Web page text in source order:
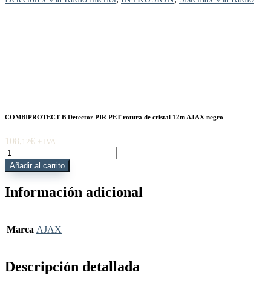
COMBIPROTECT-B Detector PIR PET rotura de cristal 12m AJAX negro
108, 12€ + IVA
COMBIPROTECT-
B
Detector
PET
cristal
negro
cantidad
Añadir al carrito
Información adicional
Marca AJAX
Descripción detallada